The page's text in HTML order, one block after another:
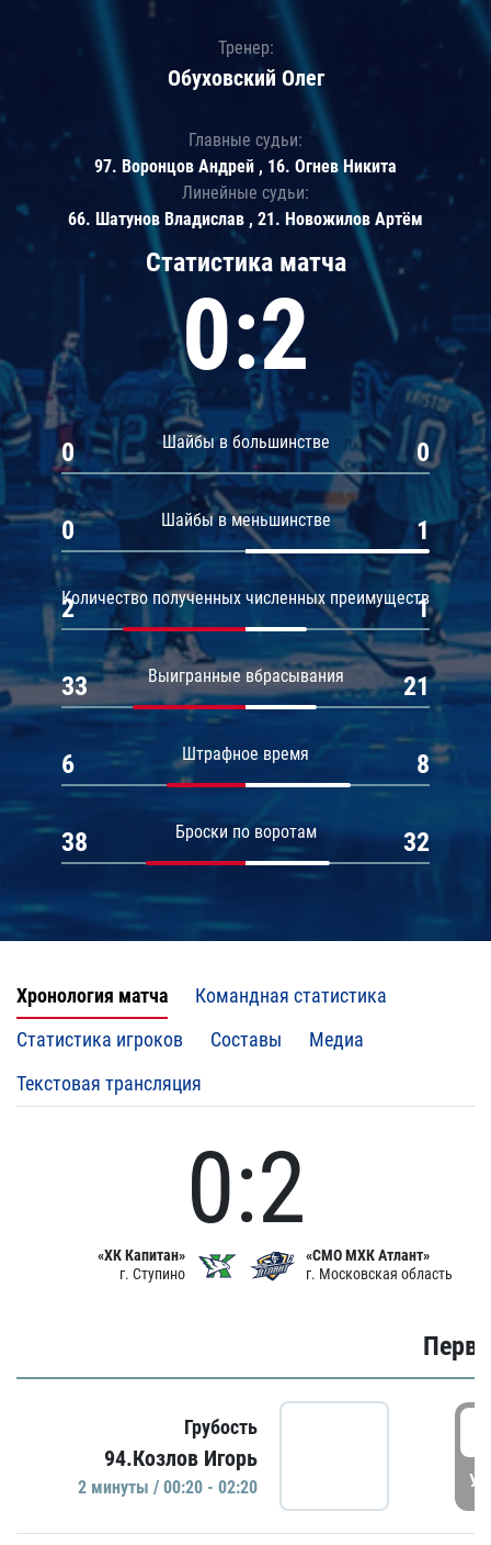
Статистика матча
0:2
Шайбы в большинстве
0 0
Шайбы в меньшинстве
0 1
Количество полученных численных преимуществ
2 1
Выигранные вбрасывания
33 21
Штрафное время
6 8
Броски по воротам
38 32
Тренер:
Обуховский Олег
Главные судьи:
97. Воронцов Андрей , 16. Огнев Никита
Линейные судьи:
66. Шатунов Владислав , 21. Новожилов Артём
Хронология матча
Командная статистика
Статистика игроков
Составы
Медиа
Текстовая трансляция
«ХК Капитан»
г. Ступино
0:2
«СМО МХК Атлант»
г. Московская область
Грубость
94.Козлов Игорь
2 минуты / 00:20 - 02:20